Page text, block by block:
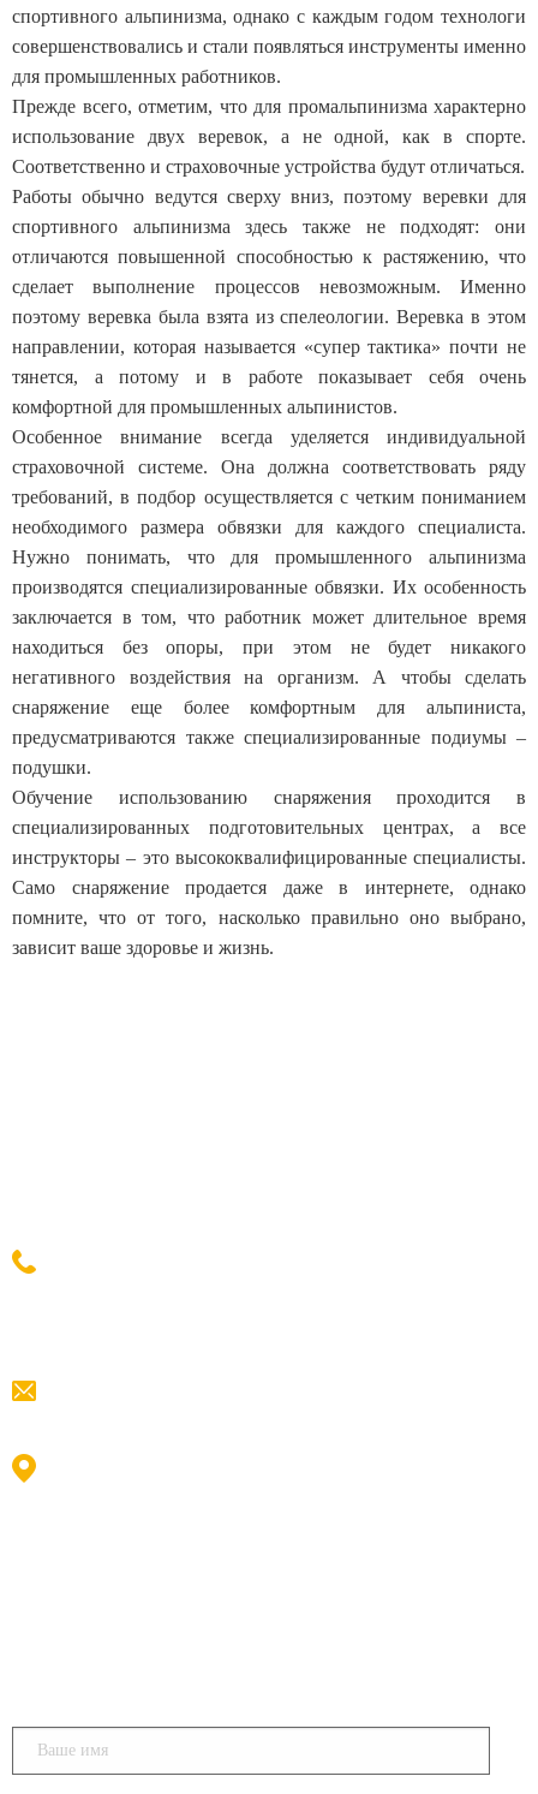
спортивного альпинизма, однако с каждым годом технологи
совершенствовались и стали появляться инструменты именно
для промышленных работников.
Прежде всего, отметим, что для промальпинизма характерно
использование двух веревок, а не одной, как в спорте.
Соответственно и страховочные устройства будут отличаться.
Работы обычно ведутся сверху вниз, поэтому веревки для
спортивного альпинизма здесь также не подходят: они
отличаются повышенной способностью к растяжению, что
сделает выполнение процессов невозможным. Именно
поэтому веревка была взята из спелеологии. Веревка в этом
направлении, которая называется «супер тактика» почти не
тянется, а потому и в работе показывает себя очень
комфортной для промышленных альпинистов.
Особенное внимание всегда уделяется индивидуальной
страховочной системе. Она должна соответствовать ряду
требований, в подбор осуществляется с четким пониманием
необходимого размера обвязки для каждого специалиста.
Нужно понимать, что для промышленного альпинизма
производятся специализированные обвязки. Их особенность
заключается в том, что работник может длительное время
находиться без опоры, при этом не будет никакого
негативного воздействия на организм. А чтобы сделать
снаряжение еще более комфортным для альпиниста,
предусматриваются также специализированные подиумы –
подушки.
Обучение использованию снаряжения проходится в
специализированных подготовительных центрах, а все
инструкторы – это высококвалифицированные специалисты.
Само снаряжение продается даже в интернете, однако
помните, что от того, насколько правильно оно выбрано,
зависит ваше здоровье и жизнь.